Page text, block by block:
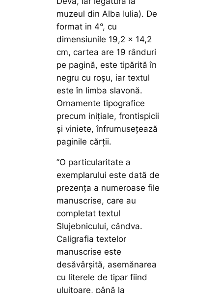
muzeul din Alba Iulia). De
format in 4°, cu
dimensiunile 19,2 x 14,2
cm, cartea are 19 rânduri
pe pagină, este tipărită în
negru cu roșu, iar textul
este în limba slavonă.
Ornamente tipografice
precum inițiale, frontispicii
și viniete, înfrumusețează
paginile cărții.
”O particularitate a
exemplarului este dată de
prezența a numeroase file
manuscrise, care au
completat textul
Slujebnicului, cândva.
Caligrafia textelor
manuscrise este
desăvârșită, asemănarea
cu literele de tipar fiind
uluitoare, până la